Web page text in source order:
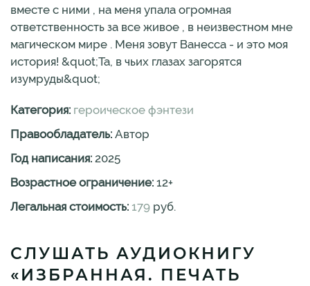
вместе с ними , на меня упала огромная
ответственность за все живое , в неизвестном мне
магическом мире . Меня зовут Ванесса - и это моя
история! &quot;Та, в чьих глазах загорятся
изумруды&quot;
Категория: героическое фэнтези
Правообладатель: Автор
Год написания: 2025
Возрастное ограничение: 12+
Легальная стоимость: 179 руб.
СЛУШАТЬ АУДИОКНИГУ
«ИЗБРАННАЯ. ПЕЧАТЬ